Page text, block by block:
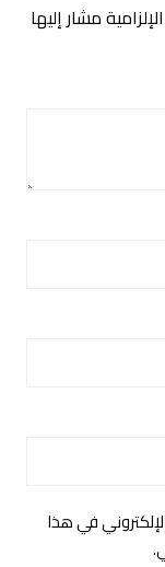
مشار إليها
في هذا